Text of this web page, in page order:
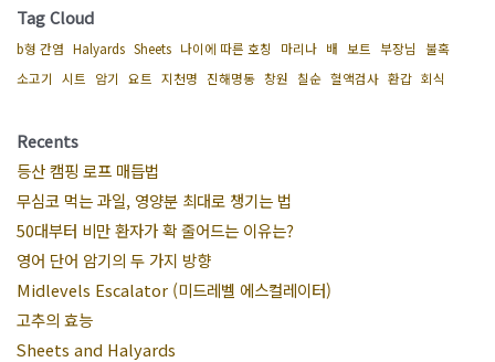
Tag Cloud
b형 간염 Halyards Sheets 나이에 따른 호칭 마리나 배 보트 부장님 불혹
소고기 시트 암기 요트 지천명 진해명동 창원 칠순 혈액검사 환갑 회식
Recents
등산 캠핑 로프 매듭법
무심코 먹는 과일, 영양분 최대로 챙기는 법
50대부터 비만 환자가 확 줄어드는 이유는?
영어 단어 암기의 두 가지 방향
Midlevels Escalator (미드레벨 에스컬레이터)
고추의 효능
Sheets and Halyards